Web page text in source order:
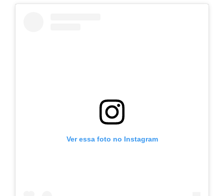
Ver essa foto no Instagram